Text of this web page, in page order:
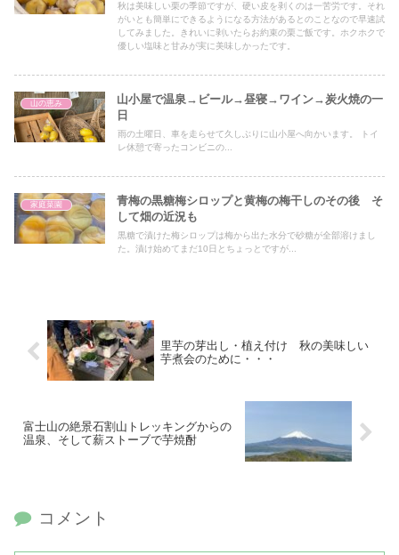
秋は美味しい栗の季節ですが、硬い皮を剥くのは一苦労です。それ
がいとも簡単にできるようになる方法があるとのことなので早速試
してみました。きれいに剥いたらお約束の栗ご飯です。ホクホクで
優しい塩味と甘みが実に美味しかったです。
山の恵み
山小屋で温泉→ビール→昼寝→ワイン→炭火焼の一
日
雨の土曜日、車を走らせて久しぶりに山小屋へ向かいます。 トイ
レ休憩で寄ったコンビニの...
家庭菜園
青梅の黒糖梅シロップと黄梅の梅干しのその後 そ
して畑の近況も
黒糖で漬けた梅シロップは梅から出た水分で砂糖が全部溶けまし
た。漬け始めてまだ10日とちょっとですが...
里芋の芽出し・植え付け 秋の美味しい
芋煮会のために・・・
富士山の絶景石割山トレッキングからの
温泉、そして薪ストーブで芋焼酎
コメント